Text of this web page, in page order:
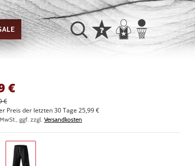
€
€
Preis der letzten 30 Tage 25,99 €
ggf. zzgl. Versandkosten